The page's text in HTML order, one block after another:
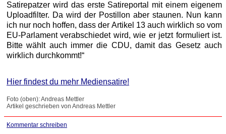
Satirepatzer wird das erste Satireportal mit einem eigenem
Uploadfilter. Da wird der Postillon aber staunen. Nun kann
ich nur noch hoffen, dass der Artikel 13 auch wirklich so vom
EU-Parlament verabschiedet wird, wie er jetzt formuliert ist.
Bitte wählt auch immer die CDU, damit das Gesetz auch
wirklich durchkommt!“
Hier findest du mehr Mediensatire!
Foto (oben): Andreas Mettler
Artikel geschrieben von Andreas Mettler
Kommentar schreiben